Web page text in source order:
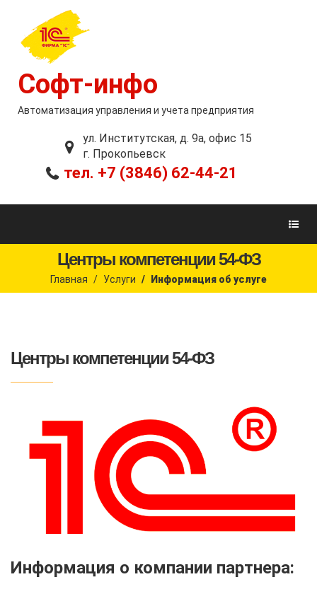
Софт-инфо
Автоматизация управления и учета предприятия
ул. Институтская, д. 9а, офис 15
г. Прокопьевск
тел. +7 (3846) 62-44-21
Центры компетенции 54-ФЗ
Главная Услуги Информация об услуге
Центры компетенции 54-ФЗ
Информация о компании партнера: